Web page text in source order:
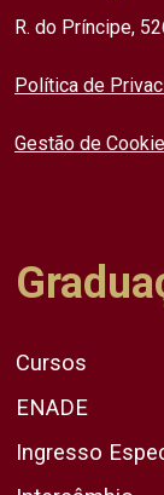
R. do Príncipe,
Política de
Gestão de
Cursos
ENADE
Ingresso